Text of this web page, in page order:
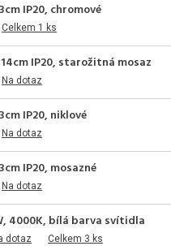
IP20, chromové
Celkem 1 ks
IP20, starožitná mosaz
Na dotaz
IP20, niklové
Na dotaz
IP20, mosazné
Na dotaz
4000K, bílá barva svítidla
dotaz Celkem 3 ks